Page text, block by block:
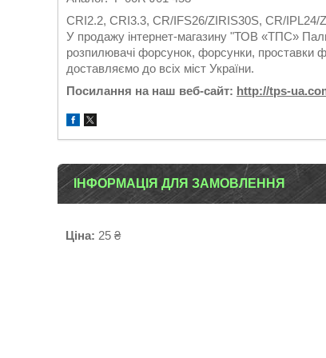
CRI2.2, CRI3.3, CR/IFS26/ZIRIS30S, CR/
У продажу інтернет-магазину "ТОВ «ТПС»
розпилювачі форсунок, форсунки, проставки
доставляємо до всіх міст України.
Посилання на наш веб-сайт: http://tps-
ІНФОРМАЦІЯ ДЛЯ ЗАМОВЛЕННЯ
Ціна: 25 ₴